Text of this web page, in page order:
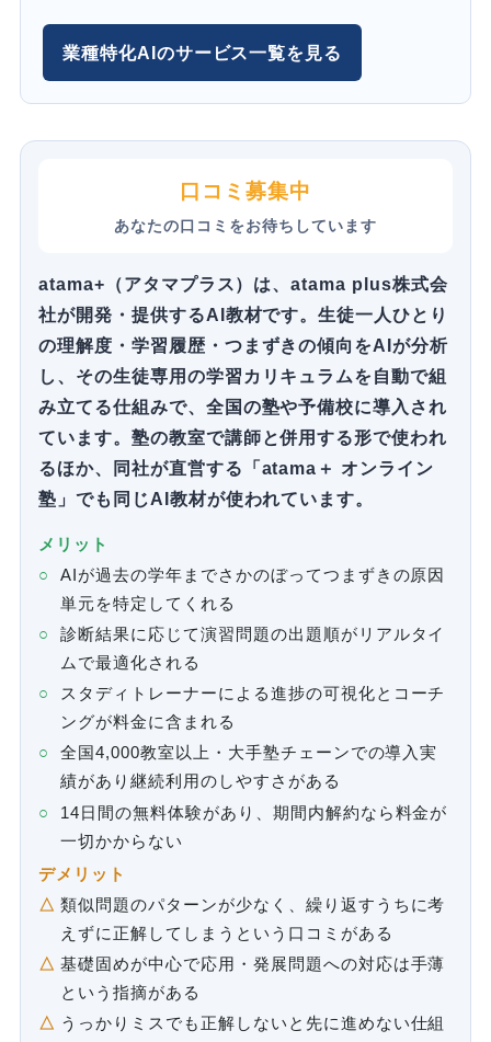
業種特化AIのサービス一覧を見る
口コミ募集中
あなたの口コミをお待ちしています
atama+（アタマプラス）は、atama plus株式会
社が開発・提供するAI教材です。生徒一人ひとり
の理解度・学習履歴・つまずきの傾向をAIが分析
し、その生徒専用の学習カリキュラムを自動で組
み立てる仕組みで、全国の塾や予備校に導入され
ています。塾の教室で講師と併用する形で使われ
るほか、同社が直営する「atama＋ オンライン
塾」でも同じAI教材が使われています。
メリット
AIが過去の学年までさかのぼってつまずきの原因
単元を特定してくれる
診断結果に応じて演習問題の出題順がリアルタイ
ムで最適化される
スタディトレーナーによる進捗の可視化とコーチ
ングが料金に含まれる
全国4,000教室以上・大手塾チェーンでの導入実
績があり継続利用のしやすさがある
14日間の無料体験があり、期間内解約なら料金が
一切かからない
デメリット
類似問題のパターンが少なく、繰り返すうちに考
えずに正解してしまうという口コミがある
基礎固めが中心で応用・発展問題への対応は手薄
という指摘がある
うっかりミスでも正解しないと先に進めない仕組